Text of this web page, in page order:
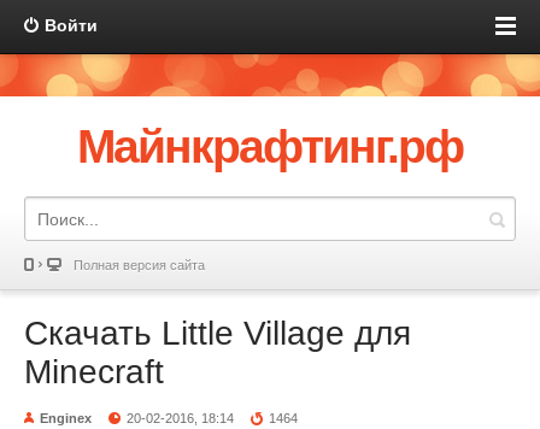
Войти
Майнкрафтинг.рф
Полная версия сайта
Скачать Little Village для
Minecraft
Enginex 20-02-2016, 18:14 1464